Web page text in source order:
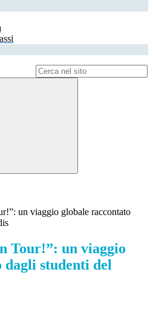
un viaggio globale raccontato
Tour!”: un viaggio
dagli studenti del